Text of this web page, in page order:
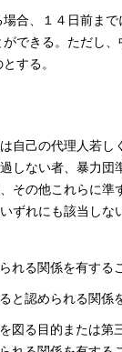
合、１４日前ま
できる。ただし
する。
自己の代理人若
しない者、暴力
その他これらに
ずれにも該当し
れる関係を有する
と認められる関係
図る目的または第